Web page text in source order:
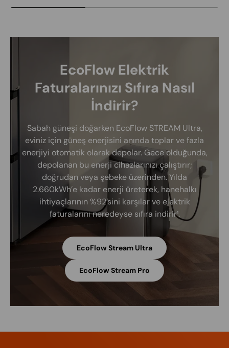
EcoFlow Elektrik
Faturalarınızı Sıfıra Nasıl
İndirir?
Sabah güneşi doğarken EcoFlow STREAM Ultra,
eviniz için güneş enerjisini anında toplar ve fazla
enerjiyi otomatik olarak depolar. Gece olduğunda,
depolanan bu enerji cihazlarınızı çalıştırır;
doğrudan veya şebeke üzerinden. Yılda
2.660kWh’e kadar enerji üreterek, hanehalkı
ihtiyaçlarının %92’sini karşılar ve elektrik
faturalarını neredeyse sıfıra indirir¹.
EcoFlow Stream Ultra
EcoFlow Stream Pro